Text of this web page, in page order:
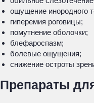
ощущение инородного
гиперемия роговицы;
помутнение оболочки;
блефароспазм;
болевые ощущения;
снижение остроты
Препараты